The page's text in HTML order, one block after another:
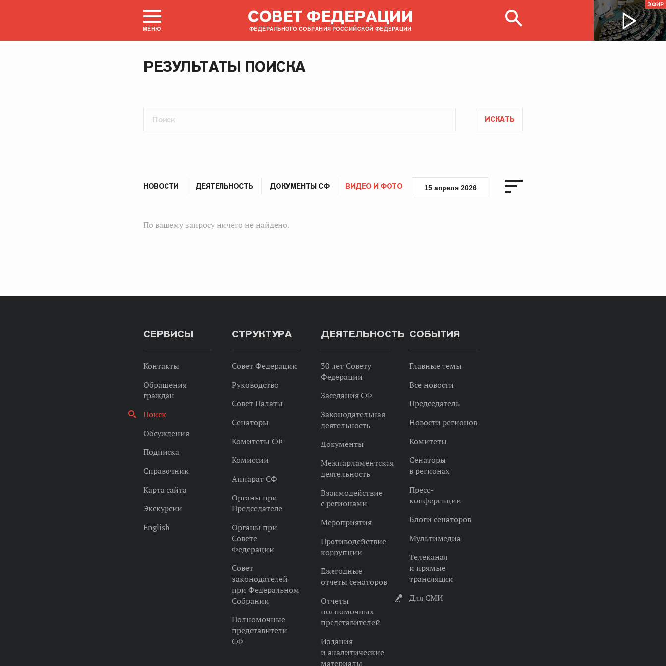
МЕНЮ
СОВЕТ ФЕДЕРАЦИИ
ФЕДЕРАЛЬНОГО СОБРАНИЯ РОССИЙСКОЙ ФЕДЕРАЦИИ
ЭФИР
РЕЗУЛЬТАТЫ ПОИСКА
ИСКАТЬ
НОВОСТИ ДЕЯТЕЛЬНОСТЬ ДОКУМЕНТЫ СФ ВИДЕО И ФОТО 15 апреля 2026
По вашему запросу ничего не найдено.
СЕРВИСЫ
Контакты
Обращения
граждан
Поиск
Обсуждения
Подписка
Справочник
Карта сайта
Экскурсии
English
СТРУКТУРА
Совет Федерации
Руководство
Совет Палаты
Сенаторы
Комитеты СФ
Комиссии
Аппарат СФ
Органы при
Председателе
Органы при
Совете
Федерации
Совет
законодателей
при Федеральном
Собрании
Полномочные
представители
СФ
ДЕЯТЕЛЬНОСТЬ
30 лет Совету
Федерации
Заседания СФ
Законодательная
деятельность
Документы
Межпарламентская
деятельность
Взаимодействие
с регионами
Мероприятия
Противодействие
коррупции
Ежегодные
отчеты сенаторов
Отчеты
полномочных
представителей
Издания
и аналитические
материалы
СОБЫТИЯ
Главные темы
Все новости
Председатель
Новости регионов
Комитеты
Сенаторы
в регионах
Пресс-
конференции
Блоги сенаторов
Мультимедиа
Телеканал
и прямые
трансляции
Для СМИ